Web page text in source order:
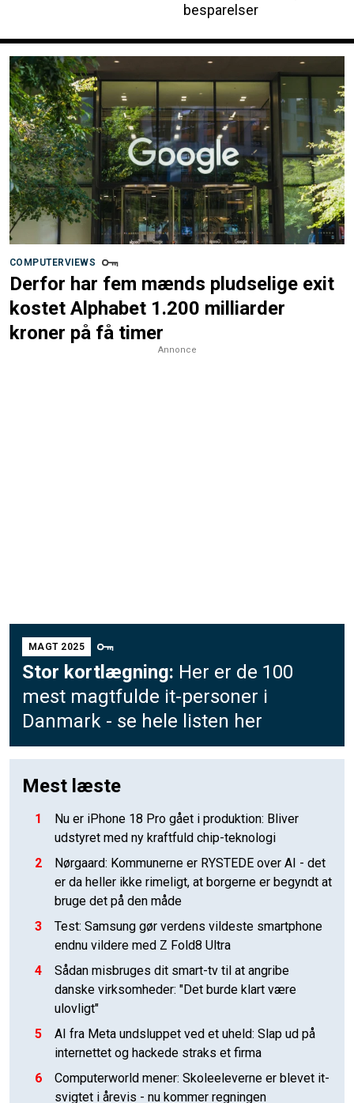
besparelser
COMPUTERVIEWS
Derfor har fem mænds pludselige exit
kostet Alphabet 1.200 milliarder
kroner på få timer
Annonce
MAGT 2025
Stor kortlægning: Her er de 100
mest magtfulde it-personer i
Danmark - se hele listen her
Mest læste
1
Nu er iPhone 18 Pro gået i produktion: Bliver
udstyret med ny kraftfuld chip-teknologi
2
Nørgaard: Kommunerne er RYSTEDE over AI - det
er da heller ikke rimeligt, at borgerne er begyndt at
bruge det på den måde
3
Test: Samsung gør verdens vildeste smartphone
endnu vildere med Z Fold8 Ultra
4
Sådan misbruges dit smart-tv til at angribe
danske virksomheder: "Det burde klart være
ulovligt"
5
AI fra Meta undsluppet ved et uheld: Slap ud på
internettet og hackede straks et firma
6
Computerworld mener: Skoleeleverne er blevet it-
svigtet i årevis - nu kommer regningen